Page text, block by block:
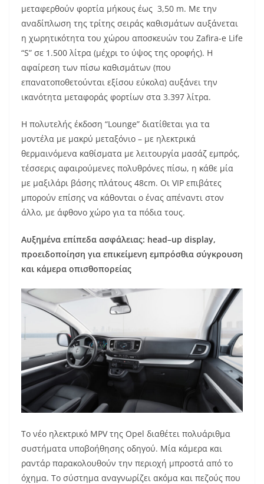
μεταφερθούν φορτία μήκους έως 3,50 m. Με την
αναδίπλωση της τρίτης σειράς καθισμάτων αυξάνεται
η χωρητικότητα του χώρου αποσκευών του Zafira-e Life
“S” σε 1.500 λίτρα (μέχρι το ύψος της οροφής). Η
αφαίρεση των πίσω καθισμάτων (που
επανατοποθετούνται εξίσου εύκολα) αυξάνει την
ικανότητα μεταφοράς φορτίων στα 3.397 λίτρα.
Η πολυτελής έκδοση “Lounge” διατίθεται για τα
μοντέλα με μακρύ μεταξόνιο – με ηλεκτρικά
θερμαινόμενα καθίσματα με λειτουργία μασάζ εμπρός,
τέσσερις αφαιρούμενες πολυθρόνες πίσω, η κάθε μία
με μαξιλάρι βάσης πλάτους 48cm. Οι VIP επιβάτες
μπορούν επίσης να κάθονται ο ένας απέναντι στον
άλλο, με άφθονο χώρο για τα πόδια τους.
Αυξημένα επίπεδα ασφάλειας: head–up display,
προειδοποίηση για επικείμενη εμπρόσθια σύγκρουση
και κάμερα οπισθοπορείας
Το νέο ηλεκτρικό MPV της Opel διαθέτει πολυάριθμα
συστήματα υποβοήθησης οδηγού. Μία κάμερα και
ραντάρ παρακολουθούν την περιοχή μπροστά από το
όχημα. Το σύστημα αναγνωρίζει ακόμα και πεζούς που